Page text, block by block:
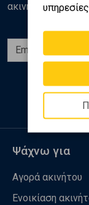
ακινήτων
Ψάχνω για
Αγορά ακινήτου
Ενοικίαση